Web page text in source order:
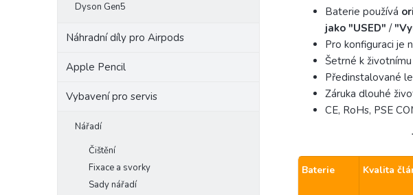
Dyson Gen5
Náhradní díly pro Airpods
Apple Pencil
Vybavení pro servis
Nářadí
Čištění
Fixace a svorky
Sady nářadí
Baterie používá
jako "USED" /
Pro konfiguraci je
Šetrné k
Předinstalované
Záruka dlouhé
CE, RoHs, PSE
Baterie Kvalita